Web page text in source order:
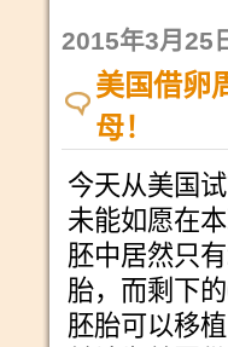
2015年3月25
美国借卵
母！
今天从美国
未能如愿在
胚中居然只
胎，而剩下
胚胎可以移